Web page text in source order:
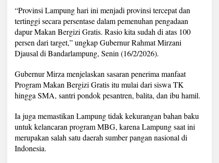
n
k
a
u
2
J
u
t
O
a
n
“Provinsi Lampung hari ini menjadi provinsi tercepat dan
tertinggi secara persentase dalam pemenuhan pengadaan
dapur Makan Bergizi Gratis. Rasio kita sudah di atas 100
persen dari target,” ungkap Gubernur Rahmat Mirzani
Djausal di Bandarlampung, Senin (16/2/2026).
Gubernur Mirza menjelaskan sasaran penerima manfaat
Program Makan Bergizi Gratis itu mulai dari siswa TK
hingga SMA, santri pondok pesantren, balita, dan ibu hamil.
Ia juga memastikan Lampung tidak kekurangan bahan baku
untuk kelancaran program MBG, karena Lampung saat ini
merupakan salah satu daerah sumber pangan nasional di
Indonesia.